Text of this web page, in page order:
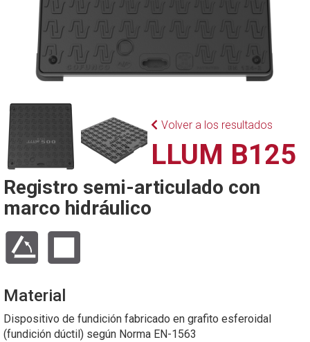
Volver a los resultados
LLUM B125
Registro semi-articulado con
marco hidráulico
Material
Dispositivo de fundición fabricado en grafito esferoidal
(fundición dúctil) según Norma EN-1563